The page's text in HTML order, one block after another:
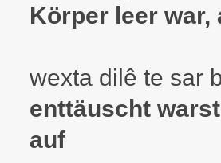
Körper leer war,
wexta dilê te sar
enttäuscht
auf